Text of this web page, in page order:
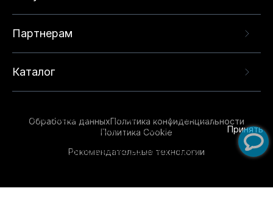
Партнерам
Каталог
Обработка данныхПолитика конфиденциальности
Политика Cookie
Рекомендательные технологии
опыта на нашем сайте. Продолжая использовать
данный сайт, вы соглашаетесь с использованием
технологий. Для получения дополнительной
Принять